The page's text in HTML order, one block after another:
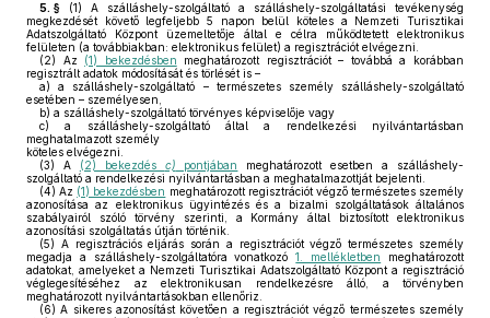
5. § (1) A szálláshely-szolgáltató a szálláshely-szolgáltatási tevékenység
megkezdését követő legfeljebb 5 napon belül köteles a Nemzeti Turisztikai
Adatszolgáltató Központ üzemeltetője által e célra működtetett elektronikus
felületen (a továbbiakban: elektronikus felület) a regisztrációt elvégezni.
(2) Az (1) bekezdésben meghatározott regisztrációt – továbbá a korábban
regisztrált adatok módosítását és törlését is –
a) a szálláshely-szolgáltató – természetes személy szálláshely-szolgáltató
esetében – személyesen,
b) a szálláshely-szolgáltató törvényes képviselője vagy
c) a szálláshely-szolgáltató által a rendelkezési nyilvántartásban
meghatalmazott személy
köteles elvégezni.
(3) A (2) bekezdés c) pontjában
meghatározott esetben a szálláshely-
szolgáltató a rendelkezési nyilvántartásban a meghatalmazottját bejelenti.
(4) Az (1) bekezdésben meghatározott regisztrációt végző természetes személy
azonosítása az elektronikus ügyintézés és a bizalmi szolgáltatások általános
szabályairól szóló törvény szerinti, a Kormány által biztosított elektronikus
azonosítási szolgáltatás útján történik.
(5) A regisztrációs eljárás során a regisztrációt végző természetes személy
megadja a szálláshely-szolgáltatóra vonatkozó1. mellékletben meghatározott
adatokat, amelyeket a Nemzeti Turisztikai Adatszolgáltató Központ a regisztráció
véglegesítéséhez az elektronikusan rendelkezésre álló, a törvényben
meghatározott nyilvántartásokban ellenőriz.
(6) A sikeres azonosítást követően a regisztrációt végző természetes személy